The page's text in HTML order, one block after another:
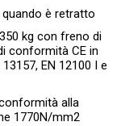
è retratto
kg con freno di
conformità CE in
EN 12100 I e
alla
1770N/mm2